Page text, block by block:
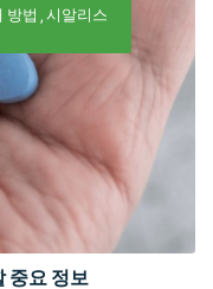
방법 시알리스
중요 정보